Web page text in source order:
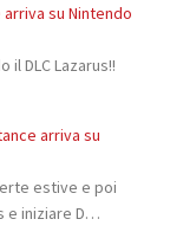
arriva su Nintendo
DLC Lazarus!!
arriva su
estive e poi
e iniziare D…